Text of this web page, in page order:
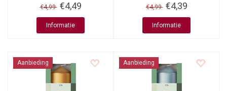
€4,99 €4,49
Informatie
€4,99 €4,39
Informatie
Aanbieding Aanbieding